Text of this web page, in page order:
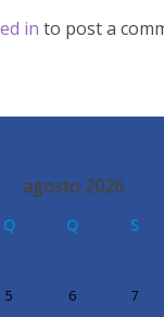
in to post a
agosto 2026
Q Q S
5 6 7